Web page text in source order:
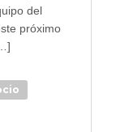
del
próximo